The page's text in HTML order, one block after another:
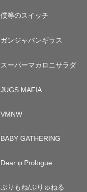
僕等のスイッチ
ガンジャバンギラス
スーパーマカロニサラダ
JUGS MAFIA
VMNW
BABY GATHERING
Dear φ Prologue
ぷりもね/ぷりゅねる